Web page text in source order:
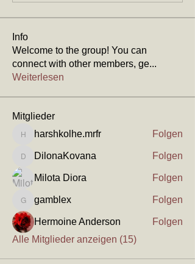
Info
Welcome to the group! You can
connect with other members, ge...
Weiterlesen
Mitglieder
harshkolhe.mrfr
harshkolhe.mrfr Folgen
DilonaKovana
DilonaKovana Folgen
Milota Diora Folgen
gamblex
gamblex Folgen
Hermoine Anderson
Folgen
Alle Mitglieder anzeigen (15)